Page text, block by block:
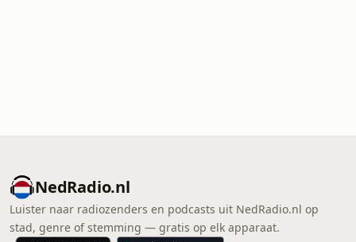
NedRadio.nl
Luister naar radiozenders en podcasts uit NedRadio.nl op
stad, genre of stemming — gratis op elk apparaat.